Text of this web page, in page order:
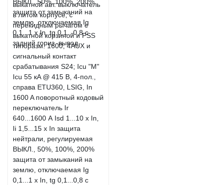
выкатной авт. выключатель
в литом корпусе, с
перекидным рычагом с
выкатной корзиной и PSS
типоразм. 1600; 4AUX и
сигнальный контакт
срабатывания S24; Icu "M"
Icu 55 кA @ 415 В, 4-пол.,
справа ETU360, LSIG, In
1600 A поворотный кодовый
переключатель Ir
640...1600 А Isd 1...10 x In,
Ii 1,5...15 x In защита
нейтрали, регулируемая
ВЫКЛ., 50%, 100%, 200%
защита от замыканий на
землю, отключаемая Ig
0,1...1 x In, tg 0,1...0,8 с